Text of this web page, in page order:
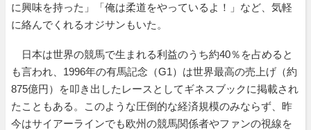
に興味を持った」「俺は柔道をやっているよ！」など、気軽
に絡んでくれるオジサンもいた。
日本は世界の競馬で生まれる利益のうち約40％を占めると
も言われ、1996年の有馬記念（G1）は世界最高の売上げ（約
875億円）を叩き出したレースとしてギネスブックに掲載され
たこともある。このような圧倒的な経済規模のみならず、昨
今はサイアーラインでも欧州の競馬関係者やファンの視線を